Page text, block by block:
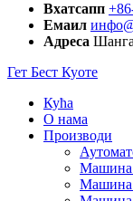
Вхатсапп
Емаил
Адреса
Гет Бест Куоте
Кућа
О нама
Производи
Машина
Машина